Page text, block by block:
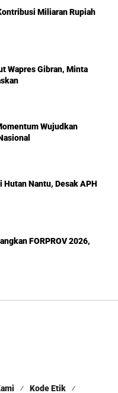
Miliaran Rupiah
Wapres Gibran, Minta
Wujudkan
Hutan Nantu, Desak APH
FORPROV 2026,
Kode Etik